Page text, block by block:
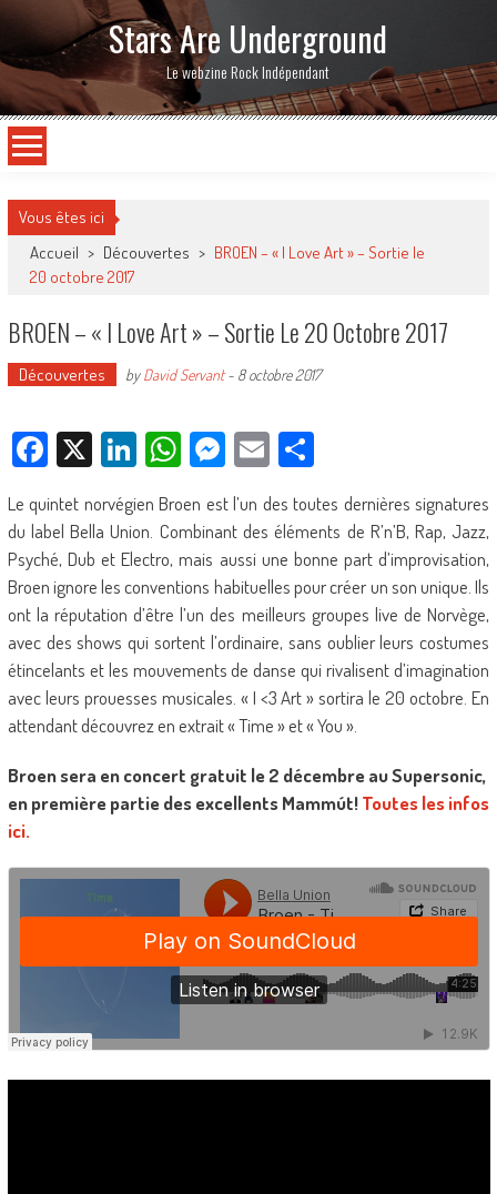
Stars Are Underground
Le webzine Rock Indépendant
Vous êtes ici
Accueil > Découvertes > BROEN – « I Love Art » – Sortie le
20 octobre 2017
BROEN – « I Love Art » – Sortie Le 20 Octobre 2017
Découvertes byDavid Servant- 8 octobre 2017
Facebook
X LinkedIn
WhatsApp
Messenger
EmailPartager
Le quintet norvégien Broen est l’un des toutes dernières signatures
du label Bella Union. Combinant des éléments de R’n’B, Rap, Jazz,
Psyché, Dub et Electro, mais aussi une bonne part d’improvisation,
Broen ignore les conventions habituelles pour créer un son unique. Ils
ont la réputation d’être l’un des meilleurs groupes live de Norvège,
avec des shows qui sortent l’ordinaire, sans oublier leurs costumes
étincelants et les mouvements de danse qui rivalisent d’imagination
avec leurs prouesses musicales. « I <3 Art » sortira le 20 octobre. En
attendant découvrez en extrait « Time » et « You ».
Broen sera en concert gratuit le 2 décembre au Supersonic,
en première partie des excellents Mammút!Toutes les infos
ici.